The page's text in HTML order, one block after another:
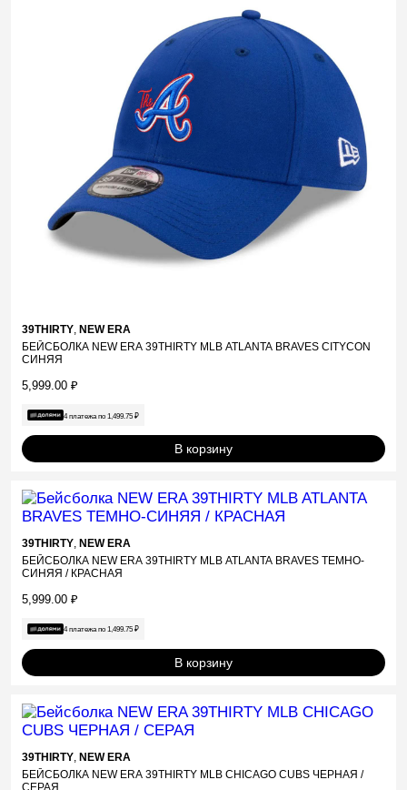
39THIRTY, NEW ERA
БЕЙСБОЛКА NEW ERA 39THIRTY MLB ATLANTA BRAVES CITYCON
СИНЯЯ
5,999.00 ₽
4 платежа по 1,499.75 ₽
В корзину
39THIRTY, NEW ERA
БЕЙСБОЛКА NEW ERA 39THIRTY MLB ATLANTA BRAVES ТЕМНО-
СИНЯЯ / КРАСНАЯ
5,999.00 ₽
4 платежа по 1,499.75 ₽
В корзину
39THIRTY, NEW ERA
БЕЙСБОЛКА NEW ERA 39THIRTY MLB CHICAGO CUBS ЧЕРНАЯ /
СЕРАЯ